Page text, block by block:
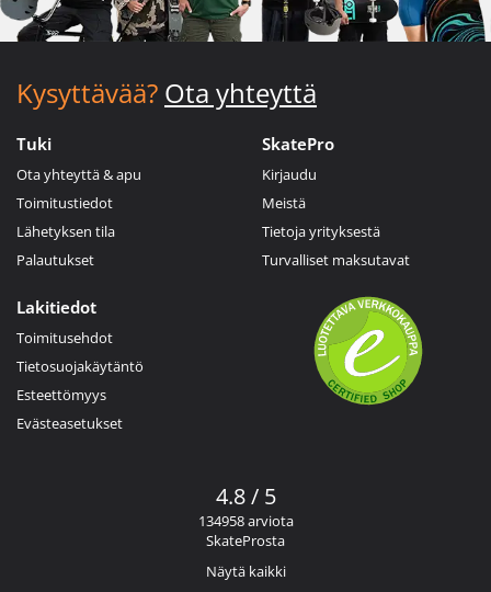
Kysyttävää? Ota yhteyttä
Tuki
Ota yhteyttä & apu
Toimitustiedot
Lähetyksen tila
Palautukset
SkatePro
Kirjaudu
Meistä
Tietoja yrityksestä
Turvalliset maksutavat
Lakitiedot
Toimitusehdot
Tietosuojakäytäntö
Esteettömyys
Evästeasetukset
4.8 / 5
134958 arviota
SkateProsta
Näytä kaikki